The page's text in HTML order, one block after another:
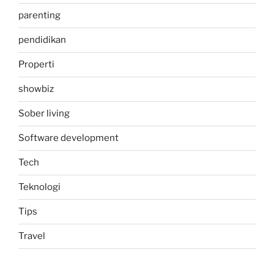
parenting
pendidikan
Properti
showbiz
Sober living
Software development
Tech
Teknologi
Tips
Travel